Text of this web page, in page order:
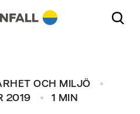
OCH MILJÖ
2019
1 MIN